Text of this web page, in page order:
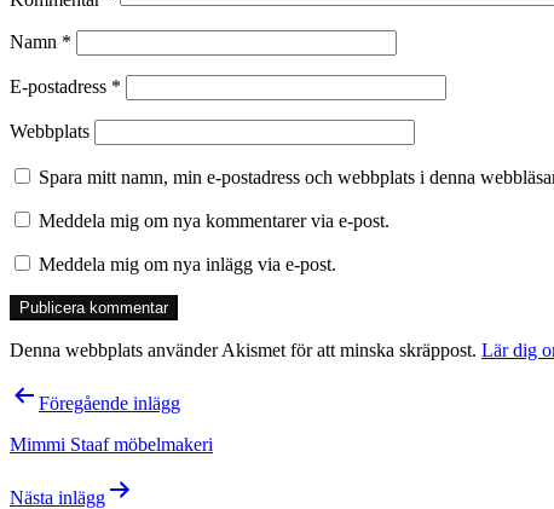
Namn *
E-postadress *
Webbplats
Spara mitt namn, min e-postadress och webbplats i denna
Meddela mig om nya kommentarer via e-post.
Meddela mig om nya inlägg via e-post.
Denna webbplats använder Akismet för att minska skräppost. Lär dig
Inläggsnavigering
Föregående inlägg
Mimmi Staaf möbelmakeri
Nästa inlägg